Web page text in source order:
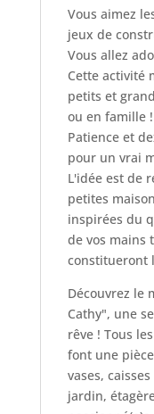
Vous aimez
jeux de
Vous allez
Cette activité
petits et
ou en famille !
Patience et
pour un vrai
L'idée est de
petites
inspirées du
de vos mains
constitueront
Découvrez le
Cathy", une
rêve ! Tous
font une
vases,
jardin,